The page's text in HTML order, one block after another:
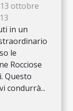
ottobre
in un
le
Rocciose
Questo
condurrà...